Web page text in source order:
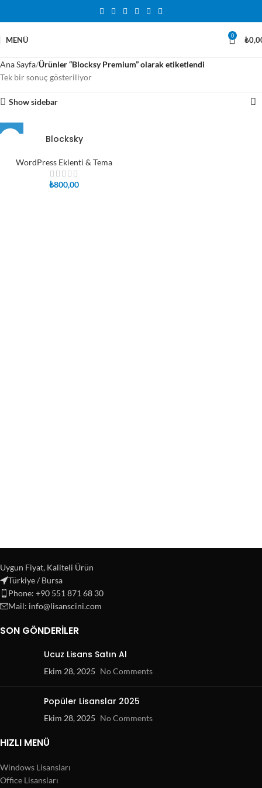
MENÜ 0 ₺
Ana Sayfa Ürünler “Blocksy Premium” olarak etiketlendi
Tek bir sonuç gösteriliyor
Show sidebar
Blocksky
WordPress Eklenti & Tema
₺800,00
Uygun Fiyat, Kaliteli Ürün
Türkiye / Bursa
Phone: +90 551 871 68 30
Mail: info@lisanscini.com
SON GÖNDERILER
Ucuz Lisans Satın Al
Ekim 28, 2025 No Comments
Popüler Lisanslar 2025
Ekim 28, 2025 No Comments
HIZLI MENÜ
Windows Lisansları
Office Lisansları